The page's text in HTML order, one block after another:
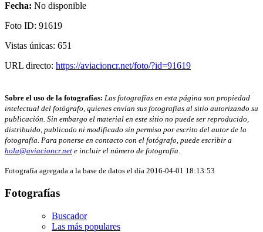
Fecha: No disponible
Foto ID: 91619
Vistas únicas: 651
URL directo: https://aviacioncr.net/foto/?id=91619
Sobre el uso de la fotografías: Las fotografías en esta página son propiedad
intelectual del fotógrafo, quienes envían sus fotografías al sitio autorizando su
publicación. Sin embargo el material en este sitio no puede ser reproducido,
distribuido, publicado ni modificado sin permiso por escrito del autor de la
fotografía. Para ponerse en contacto con el fotógrafo, puede escribir a
hola@aviacioncr.net e incluir el número de fotografía.
Fotografía agregada a la base de datos el día 2016-04-01 18:13:53
Fotografías
Buscador
Las más populares